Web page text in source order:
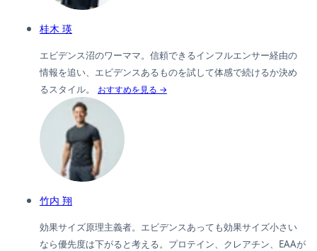
桂木 瑛
エビデンス沼のワーママ。信頼できるインフルエンサー経由の
情報を追い、エビデンスあるものを試して体感で続けるか決め
るスタイル。
おすすめを見る →
竹内 翔
効果サイズ原理主義者。エビデンスあっても効果サイズ小さい
なら優先度は下がると考える。プロテイン、クレアチン、EAAが